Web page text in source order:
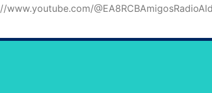
www.youtube.com/